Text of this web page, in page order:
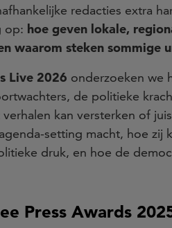
redacties extra
op: hoe geven lokale,
waarom steken sommige
Live 2026 onderzoeken we
de politieke
verhalen kan versterken of
setting macht, hoe
druk, en hoe de
Press Awards